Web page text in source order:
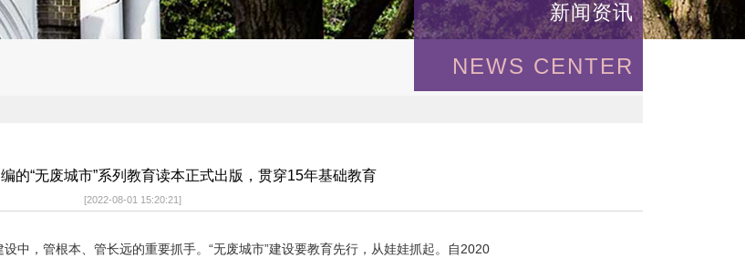
新闻资讯
NEWS CENTER
的“无废城市”系列教育读本正式出版，贯穿15年基础教育
[2022-08-01 15:20:21]
，管根本、管长远的重要抓手。“无废城市”建设要教育先行，从娃娃抓起。自2020